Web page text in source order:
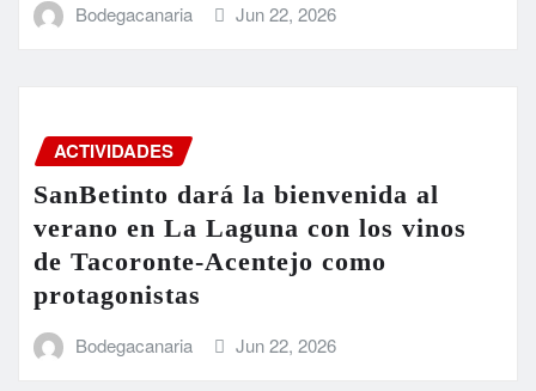
Bodegacanaria Jun 22, 2026
ACTIVIDADES
SanBetinto dará la bienvenida al
verano en La Laguna con los vinos
de Tacoronte-Acentejo como
protagonistas
Bodegacanaria Jun 22, 2026